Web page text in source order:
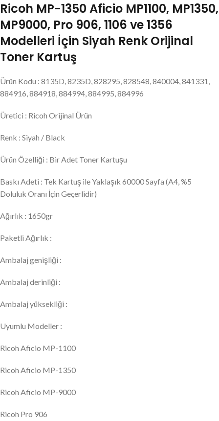
Ricoh MP-1350 Aficio MP1100, MP1350,
MP9000, Pro 906, 1106 ve 1356
Modelleri İçin Siyah Renk Orijinal
Toner Kartuş
Ürün Kodu : 8135D, 8235D, 828295, 828548, 840004, 841331,
884916, 884918, 884994, 884995, 884996
Üretici : Ricoh Orijinal Ürün
Renk : Siyah / Black
Ürün Özelliği : Bir Adet Toner Kartuşu
Baskı Adeti : Tek Kartuş ile Yaklaşık 60000 Sayfa (A4, %5
Doluluk Oranı İçin Geçerlidir)
Ağırlık : 1650gr
Paketli Ağırlık :
Ambalaj genişliği :
Ambalaj derinliği :
Ambalaj yüksekliği :
Uyumlu Modeller :
Ricoh Aficio MP-1100
Ricoh Aficio MP-1350
Ricoh Aficio MP-9000
Ricoh Pro 906